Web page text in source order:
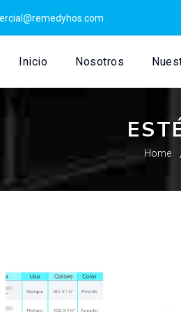
Inicio Nosotros
Home